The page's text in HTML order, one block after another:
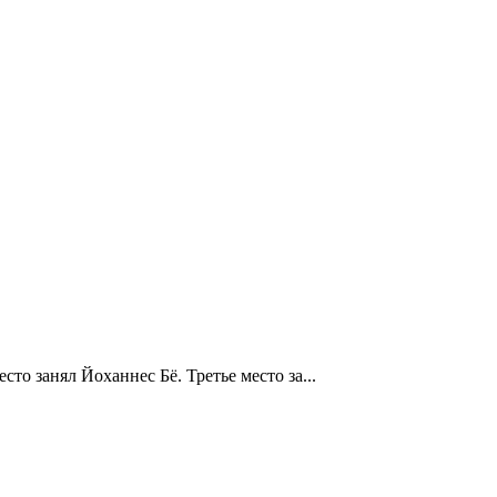
занял Йоханнес Бё. Третье место за...